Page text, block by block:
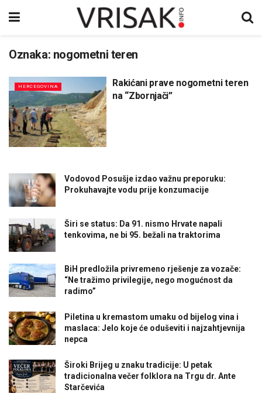
Oznaka: nogometni teren
HERCEGOVINA
Rakićani prave nogometni teren
na “Zbornjači”
Vodovod Posušje izdao važnu preporuku:
Prokuhavajte vodu prije konzumacije
Širi se status: Da 91. nismo Hrvate napali
tenkovima, ne bi 95. bežali na traktorima
BiH predložila privremeno rješenje za vozače:
“Ne tražimo privilegije, nego mogućnost da
radimo”
Piletina u kremastom umaku od bijelog vina i
maslaca: Jelo koje će oduševiti i najzahtjevnija
nepca
Široki Brijeg u znaku tradicije: U petak
tradicionalna večer folklora na Trgu dr. Ante
Starčevića